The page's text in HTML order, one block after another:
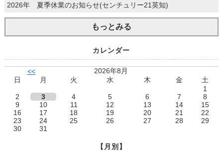
2026年 夏季休業のお知らせ(センチュリー21英知)
もっとみる
カレンダー
<<
2026年8月
日
月 火 水 木 金
土
1
2
3 4 5 6 7
8
9
10 11 12 13 14
15
16
17 18 19 20 21
22
23
24 25 26 27 28
29
30
31
【月別】